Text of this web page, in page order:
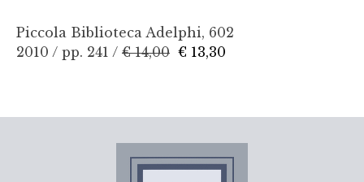
Piccola Biblioteca Adelphi, 602
2010 / pp. 241 / € 14,00 € 13,30